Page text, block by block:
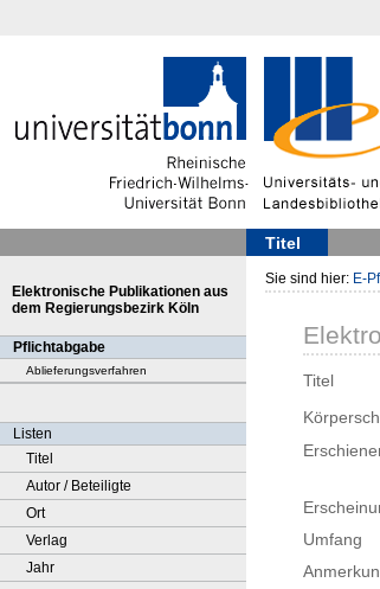
Titel
Elektronische Publikationen aus
dem Regierungsbezirk Köln
Pflichtabgabe
Ablieferungsverfahren
Listen
Titel
Autor / Beteiligte
Ort
Verlag
Jahr
Sie sind hier: E-
Titel
Umfang